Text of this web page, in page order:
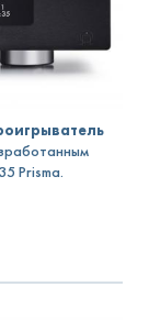
Prisma.